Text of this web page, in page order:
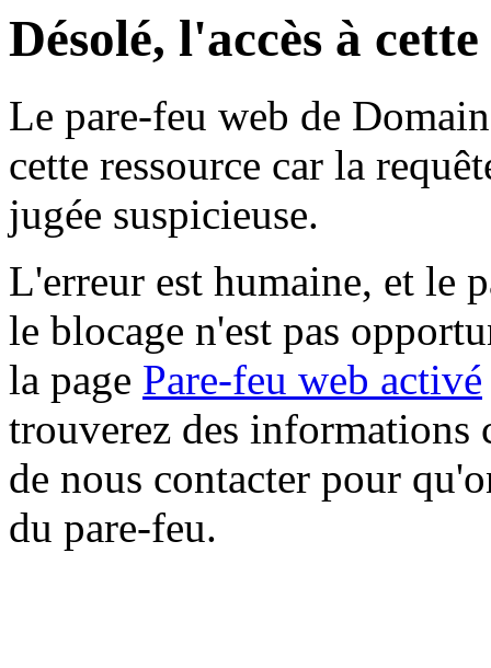
Désolé, l'accès à
Le pare-feu web de
cette ressource car la
jugée suspicieuse.
L'erreur est humaine, et le
le blocage n'est pas
la page Pare-feu web activé
trouverez des informations
de nous contacter pour
du pare-feu.